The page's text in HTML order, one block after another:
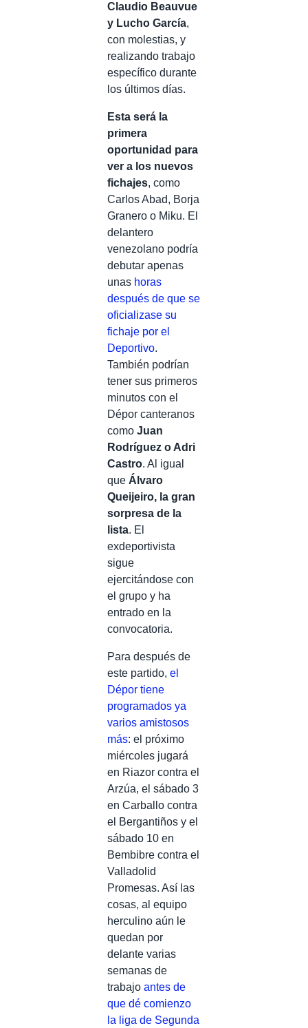
Claudio Beauvue
y Lucho García,
con molestias, y
realizando trabajo
específico durante
los últimos días.
Esta será la
primera
oportunidad para
ver a los nuevos
fichajes, como
Carlos Abad, Borja
Granero o Miku. El
delantero
venezolano podría
debutar apenas
unas horas
después de que se
oficializase su
fichaje por el
Deportivo.
También podrían
tener sus primeros
minutos con el
Dépor canteranos
como Juan
Rodríguez o Adri
Castro. Al igual
que Álvaro
Queijeiro, la gran
sorpresa de la
lista. El
exdeportivista
sigue
ejercitándose con
el grupo y ha
entrado en la
convocatoria.
Para después de
este partido, el
Dépor tiene
programados ya
varios amistosos
más: el próximo
miércoles jugará
en Riazor contra el
Arzúa, el sábado 3
en Carballo contra
el Bergantiños y el
sábado 10 en
Bembibre contra el
Valladolid
Promesas. Así las
cosas, al equipo
herculino aún le
quedan por
delante varias
semanas de
trabajo antes de
que dé comienzo
la liga de Segunda